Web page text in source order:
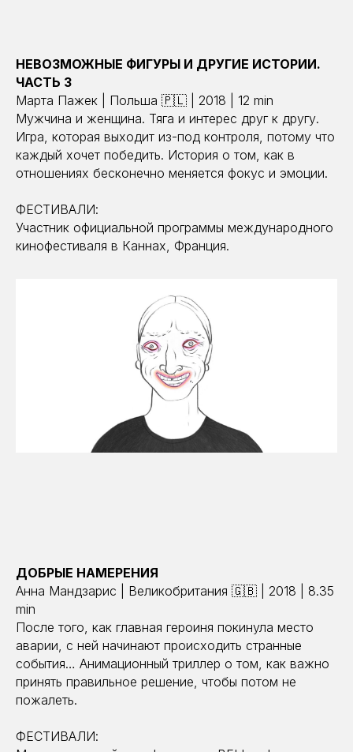
НЕВОЗМОЖНЫЕ ФИГУРЫ И ДРУГИЕ ИСТОРИИ.
ЧАСТЬ 3
Марта Пажек | Польша 🇵🇱 | 2018 | 12 min
Мужчина и женщина. Тяга и интерес друг к другу.
Игра, которая выходит из-под контроля, потому что
каждый хочет победить. История о том, как в
отношениях бесконечно меняется фокус и эмоции.
ФЕСТИВАЛИ:
Участник официальной программы международного
кинофестиваля в Каннах, Франция.
ДОБРЫЕ НАМЕРЕНИЯ
Анна Мандзарис | Великобритания 🇬🇧 | 2018 | 8.35
min
После того, как главная героиня покинула место
аварии, с ней начинают происходить странные
события… Анимационный триллер о том, как важно
принять правильное решение, чтобы потом не
пожалеть.
ФЕСТИВАЛИ: